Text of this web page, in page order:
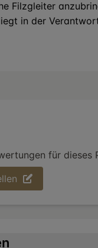
Filzgleiter
in der
für dieses